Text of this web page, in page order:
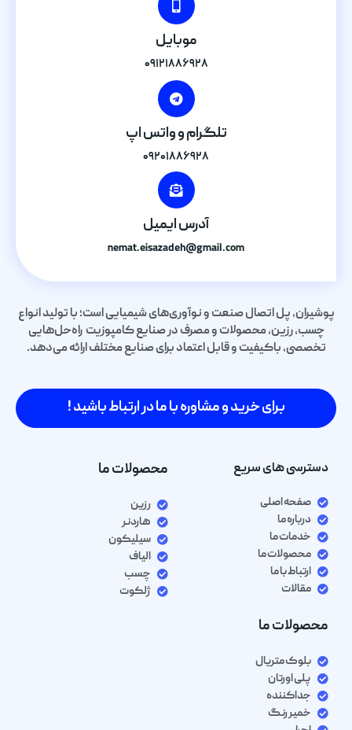
موبایل
۰۹۱۲۱۸۸۶۹۲۸
تلگرام و واتس اپ
۰۹۲۰۱۸۸۶۹۲۸
آدرس ایمیل
nemat.eisazadeh@gmail.com
پوشیران، پل اتصال صنعت و نوآوری‌های شیمیایی است؛ با تولید انواع
چسب، رزین، محصولات و مصرف در صنایع کامپوزیت راه‌حل‌هایی
تخصصی، باکیفیت و قابل اعتماد برای صنایع مختلف ارائه می‌دهد.
برای خرید و مشاوره با ما در ارتباط باشید !
دسترسی های سریع
صفحه اصلی
درباره ما
خدمات ما
محصولات ما
ارتباط با ما
مقالات
محصولات ما
رزین
هاردنر
سیلیکون
الیاف
چسب
ژلکوت
محصولات ما
بلوک متریال
پلی اورتان
جداکننده
خمیر رنگ